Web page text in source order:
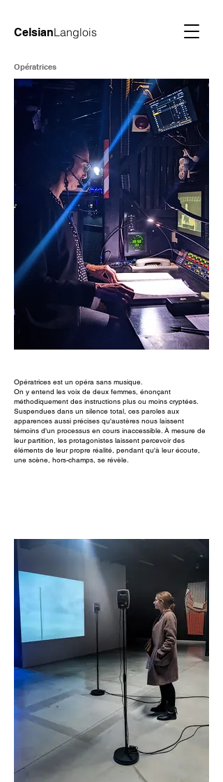
CelsianLanglois
Opératrices
Opératrices est un opéra sans musique.
On y entend les voix de deux femmes, énonçant
méthodiquement des instructions plus ou moins cryptées.
Suspendues dans un silence total, ces paroles aux
apparences aussi précises qu'austères nous laissent
témoins d'un processus en cours inaccessible. À mesure de
leur partition, les protagonistes laissent percevoir des
éléments de leur propre réalité, pendant qu'à leur écoute,
une scène, hors-champs, se révèle.